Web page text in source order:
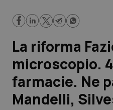
Regioni e Asl
Lavoro e Professioni
Scienza e Farmaci
Studi e Analisi
La riforma
microscopio.
farmacie. Ne
Mandelli,